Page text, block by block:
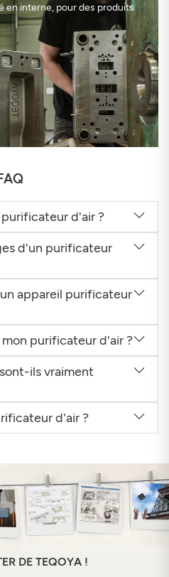
en interne, pour des produits
d'air ?
d'un purificateur
appareil purificateur
purificateur d'air ?
ils vraiment
d'air ?
DE TEQOYA !